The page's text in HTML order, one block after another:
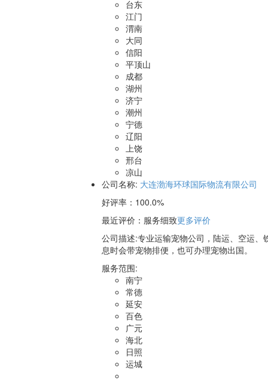
台东
江门
渭南
大同
信阳
平顶山
成都
湖州
济宁
潮州
宁德
辽阳
上饶
邢台
凉山
公司名称: 大连渤海环球国际物流有限公司
好评率： 100.0%
最近评价 ：服务细致更多评价
公司描述:专业运输宠物公司，陆运、空运
息时会带宠物排便，也可办理宠物出国。
服务范围:
南宁
常德
延安
百色
广元
海北
日照
运城